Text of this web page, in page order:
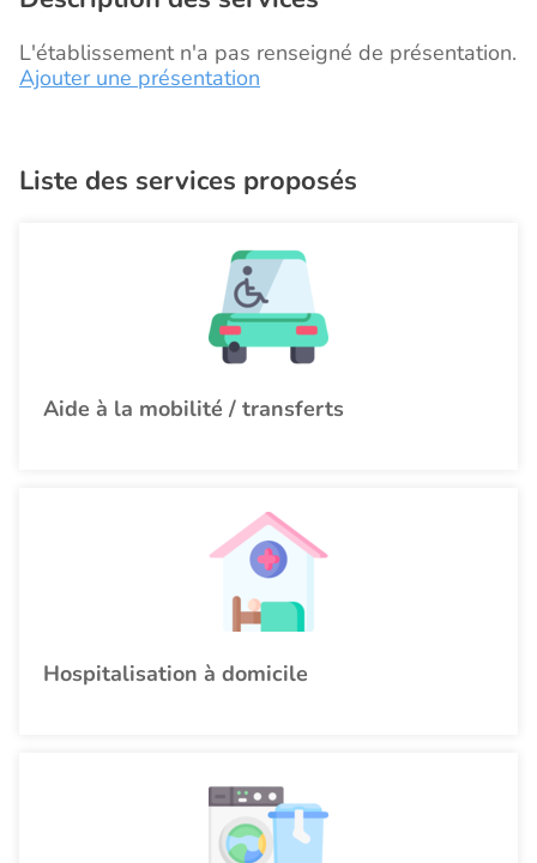
L'établissement n'a pas renseigné de présentation.
Ajouter une présentation
Liste des services proposés
Aide à la mobilité / transferts
Hospitalisation à domicile